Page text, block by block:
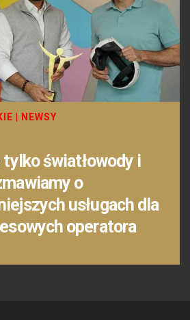
NEWSY
światłowody i
o
usługach dla
operatora